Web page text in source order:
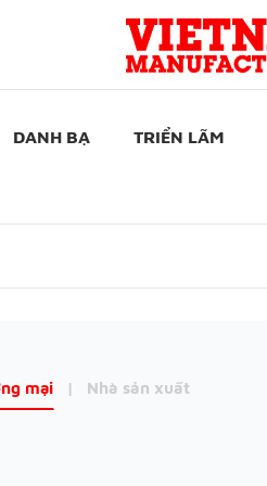
DANH BẠ TRIỂN LÃM
mại | Nhà sản xuất